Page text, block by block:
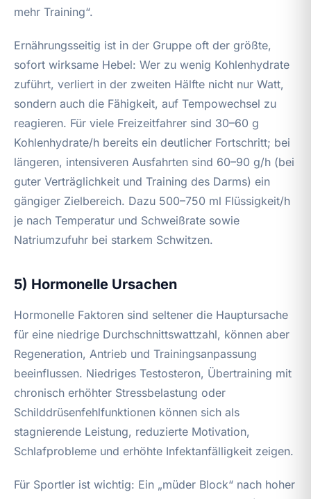
mehr Training“.
Ernährungsseitig ist in der Gruppe oft der größte,
sofort wirksame Hebel: Wer zu wenig Kohlenhydrate
zuführt, verliert in der zweiten Hälfte nicht nur Watt,
sondern auch die Fähigkeit, auf Tempowechsel zu
reagieren. Für viele Freizeitfahrer sind 30–60 g
Kohlenhydrate/h bereits ein deutlicher Fortschritt; bei
längeren, intensiveren Ausfahrten sind 60–90 g/h (bei
guter Verträglichkeit und Training des Darms) ein
gängiger Zielbereich. Dazu 500–750 ml Flüssigkeit/h
je nach Temperatur und Schweißrate sowie
Natriumzufuhr bei starkem Schwitzen.
5) Hormonelle Ursachen
Hormonelle Faktoren sind seltener die Hauptursache
für eine niedrige Durchschnittswattzahl, können aber
Regeneration, Antrieb und Trainingsanpassung
beeinflussen. Niedriges Testosteron, Übertraining mit
chronisch erhöhter Stressbelastung oder
Schilddrüsenfehlfunktionen können sich als
stagnierende Leistung, reduzierte Motivation,
Schlafprobleme und erhöhte Infektanfälligkeit zeigen.
Für Sportler ist wichtig: Ein „müder Block“ nach hoher